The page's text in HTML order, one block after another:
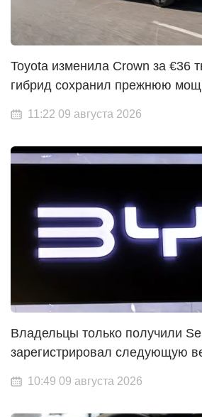
Toyota изменила Crown за €36
гибрид сохранил прежнюю
11:22 09 августа 2026
Владельцы только получили
зарегистрировал следующую
10:49 09 августа 2026